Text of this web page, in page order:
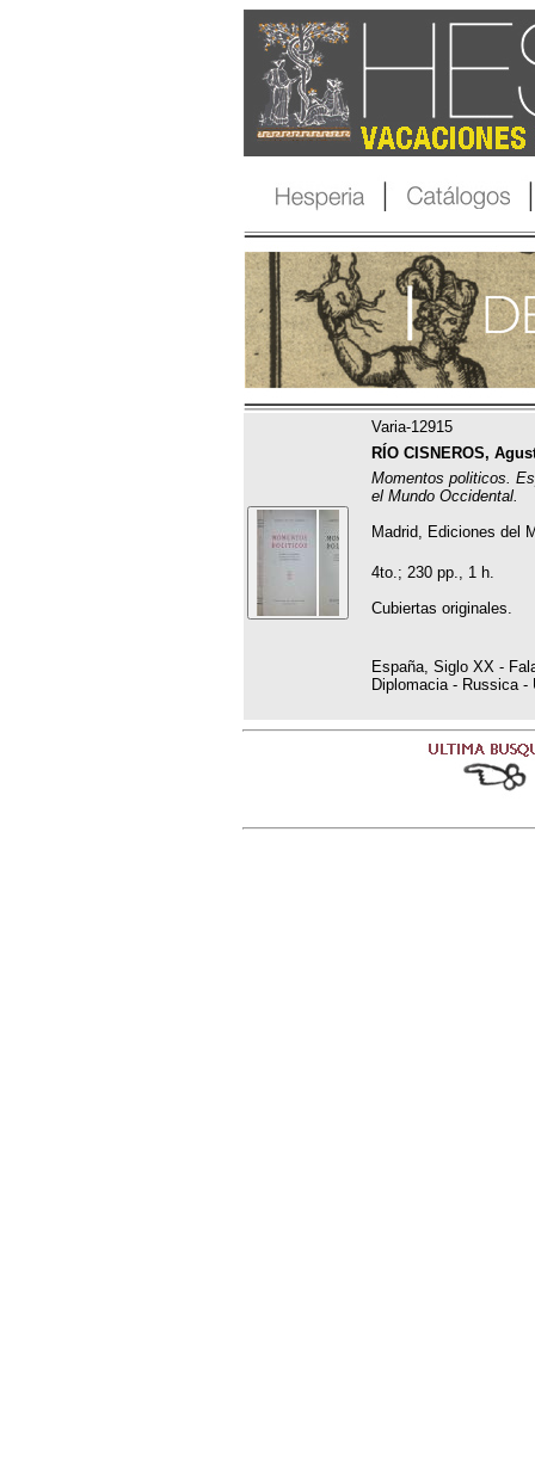
Varia-12915
RÍO CISNEROS,
Momentos politicos.
el Mundo Occidental.
Madrid, Ediciones del
4to.; 230 pp., 1 h.
Cubiertas originales.
España, Siglo XX -
Diplomacia - Russica -